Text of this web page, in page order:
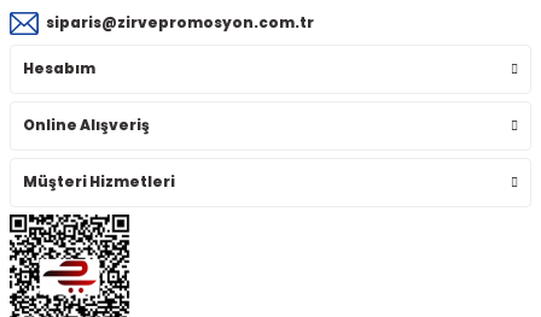
siparis@zirvepromosyon.com.tr
Hesabım
Online Alışveriş
Müşteri Hizmetleri